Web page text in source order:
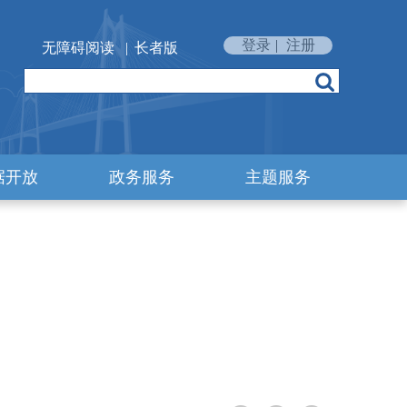
无障碍阅读 | 长者版 登录 | 注册
开放 政务服务 主题服务